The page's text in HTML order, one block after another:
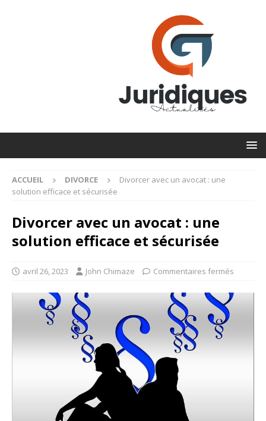
ACCUEIL DIVORCE
Divorcer avec un avocat : une
solution efficace et sécurisée
Divorcer avec un avocat : une
solution efficace et sécurisée
avril 26, 2023 John Chimaze Commentaires fermés